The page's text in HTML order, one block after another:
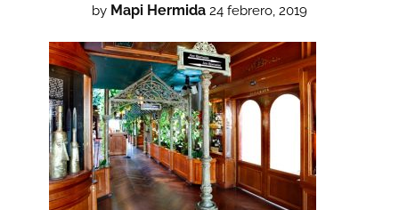
by Mapi Hermida 24 febrero, 2019